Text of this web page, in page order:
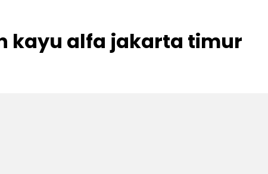
kayu alfa jakarta timur